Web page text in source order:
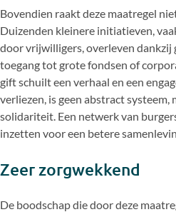
Bovendien raakt deze maatregel
Duizenden kleinere initiatieven,
door vrijwilligers, overleven dankzij
toegang tot grote fondsen of
gift schuilt een verhaal en een
verliezen, is geen abstract systeem,
solidariteit. Een netwerk van
inzetten voor een betere
Zeer zorgwekkend
De boodschap die door deze